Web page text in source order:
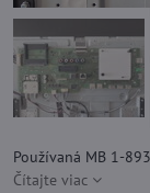
Používaná MB 1-
Čítajte viac